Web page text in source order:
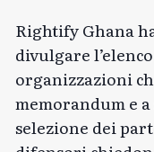
Rightify Ghana
divulgare
organizzazioni
memorandum e
selezione dei